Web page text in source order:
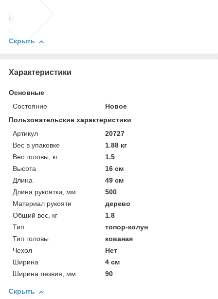
Скрыть
Характеристики
Основные
Состояние
Новое
Пользовательские характеристики
Артикул
20727
Вес в упаковке
1.88 кг
Вес головы, кг
1.5
Высота
16 см
Длина
49 см
Длина рукоятки, мм
500
Материал рукояти
дерево
Общий вес, кг
1.8
Тип
топор-колун
Тип головы
кованая
Чехол
Нет
Ширина
4 см
Ширина лезвия, мм
90
Скрыть